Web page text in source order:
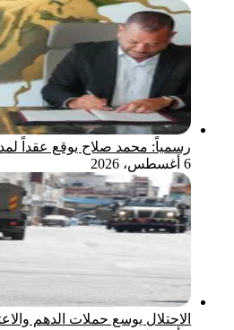
رسمياً: محمد صلاح يوقع عقداً
6 أغسطس، 2026
الاحتلال يوسع حملات الدهم